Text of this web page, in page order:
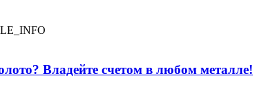
Владейте счетом в любом металле!